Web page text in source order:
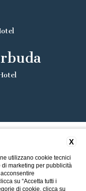
X
utilizzano cookie tecnici
marketing per pubblicità
su “Accetta tutti i
di cookie, clicca su